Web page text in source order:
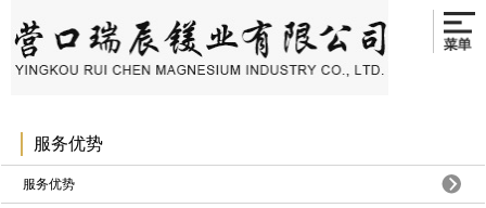
服务优势
服务优势